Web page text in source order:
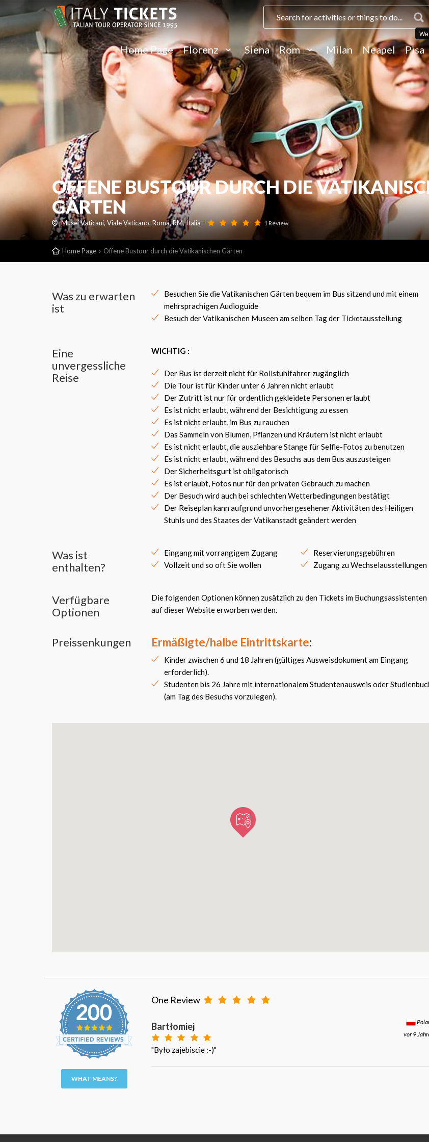
Home Page Florenz Siena Rom Milan Neapel Pisa
OFFENE BUSTOUR DURCH DIE
GÄRTEN
Musei Vaticani, Viale Vaticano, Roma, RM, Italia - 1 Review
Home Page Offene Bustour durch die Vatikanischen Gärten
Was zu erwarten
ist
Besuchen Sie die Vatikanischen Gärten bequem im Bus sitzend und mit einem
mehrsprachigen Audioguide
Besuch der Vatikanischen Museen am selben Tag der Ticketausstellung
Eine
unvergessliche
Reise
WICHTIG :
Der Bus ist derzeit nicht für Rollstuhlfahrer zugänglich
Die Tour ist für Kinder unter 6 Jahren nicht erlaubt
Der Zutritt ist nur für ordentlich gekleidete Personen erlaubt
Es ist nicht erlaubt, während der Besichtigung zu essen
Es ist nicht erlaubt, im Bus zu rauchen
Das Sammeln von Blumen, Pflanzen und Kräutern ist nicht erlaubt
Es ist nicht erlaubt, die ausziehbare Stange für Selfie-Fotos zu benutzen
Es ist nicht erlaubt, während des Besuchs aus dem Bus auszusteigen
Der Sicherheitsgurt ist obligatorisch
Es ist erlaubt, Fotos nur für den privaten Gebrauch zu machen
Der Besuch wird auch bei schlechten Wetterbedingungen bestätigt
Der Reiseplan kann aufgrund unvorhergesehener Aktivitäten des Heiligen
Stuhls und des Staates der Vatikanstadt geändert werden
Was ist
enthalten?
Eingang mit vorrangigem Zugang
Vollzeit und so oft Sie wollen
Reservierungsgebühren
Zugang zu Wechselausstellungen
Verfügbare
Optionen
Die folgenden Optionen können zusätzlich zu den Tickets im Buchungsassistenten
auf dieser Website erworben werden.
Preissenkungen Ermäßigte/halbe Eintrittskarte:
Kinder zwischen 6 und 18 Jahren (gültiges Ausweisdokument am Eingang
erforderlich).
Studenten bis 26 Jahre mit internationalem Studentenausweis oder
(am Tag des Besuchs vorzulegen).
WHAT MEANS?
One Review
vor 9
Bartłomiej
"Było zajebiscie :-)"